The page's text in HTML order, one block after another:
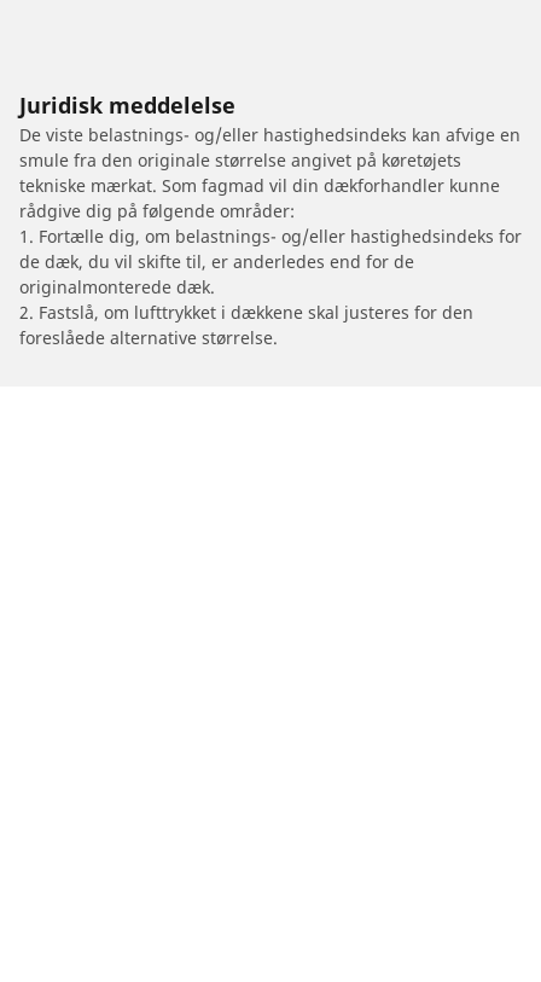
Juridisk meddelelse
De viste belastnings- og/eller hastighedsindeks kan afvige en
smule fra den originale størrelse angivet på køretøjets
tekniske mærkat. Som fagmad vil din dækforhandler kunne
rådgive dig på følgende områder:
1. Fortælle dig, om belastnings- og/eller hastighedsindeks for
de dæk, du vil skifte til, er anderledes end for de
originalmonterede dæk.
2. Fastslå, om lufttrykket i dækkene skal justeres for den
foreslåede alternative størrelse.